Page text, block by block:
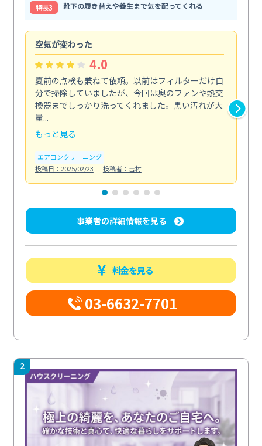
特⻑3
靴下の履き替えや養生まで気を配ってくれる
空気が変わった
4.0
夏前の点検も兼ねて依頼。以前はフィルターだけ自
分で掃除していましたが、今回は奥のファンや熱交
換器までしっかり洗ってくれました。黒い汚れが大
量...
もっと見る
エアコンクリーニング
投稿日：2025/02/23
投稿者：吉村
事業者の詳細情報を見る
料金を見る
03-6632-7701
2